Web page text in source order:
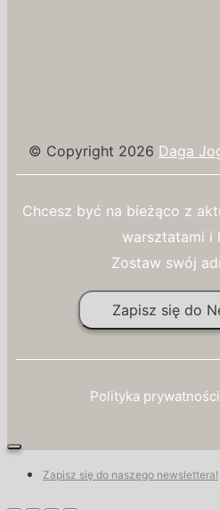
© Copyright 2026 Daga
Chcesz być na bieżąco z
warsztatami i
Zostaw swój
Zapisz się do
Polityka prywatności
Zapisz się do naszego newslettera!